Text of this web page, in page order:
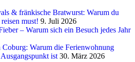
& fränkische Bratwurst: Warum du
must! 9. Juli 2026
– Warum sich ein Besuch jedes Jahr
Coburg: Warum die Ferienwohnung
ist 30. März 2026